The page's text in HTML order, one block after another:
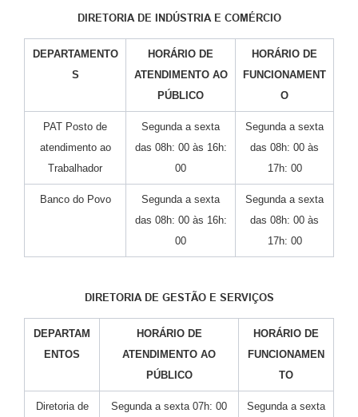
DIRETORIA DE INDÚSTRIA E COMÉRCIO
DEPARTAMENTO
S
HORÁRIO DE
ATENDIMENTO AO
PÚBLICO
HORÁRIO DE
FUNCIONAMENT
O
PAT Posto de
atendimento ao
Trabalhador
Segunda a sexta
das 08h: 00 às 16h:
00
Segunda a sexta
das 08h: 00 às
17h: 00
Banco do Povo
Segunda a sexta
das 08h: 00 às 16h:
00
Segunda a sexta
das 08h: 00 às
17h: 00
DIRETORIA DE GESTÃO E SERVIÇOS
DEPARTAM
ENTOS
HORÁRIO DE
ATENDIMENTO AO
PÚBLICO
HORÁRIO DE
FUNCIONAMEN
TO
Diretoria de
Segunda a sexta 07h: 00
Segunda a sexta